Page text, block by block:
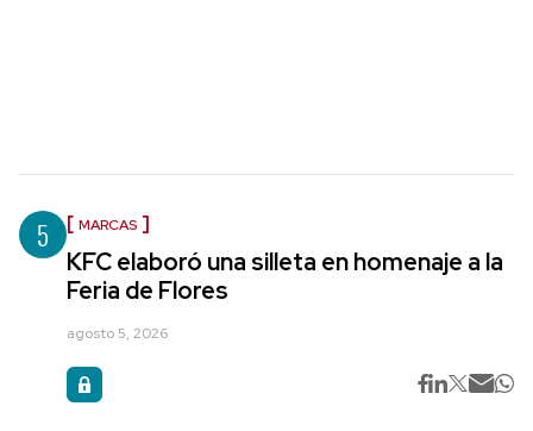
5 MARCAS
KFC elaboró una silleta en homenaje a la
Feria de Flores
agosto 5, 2026